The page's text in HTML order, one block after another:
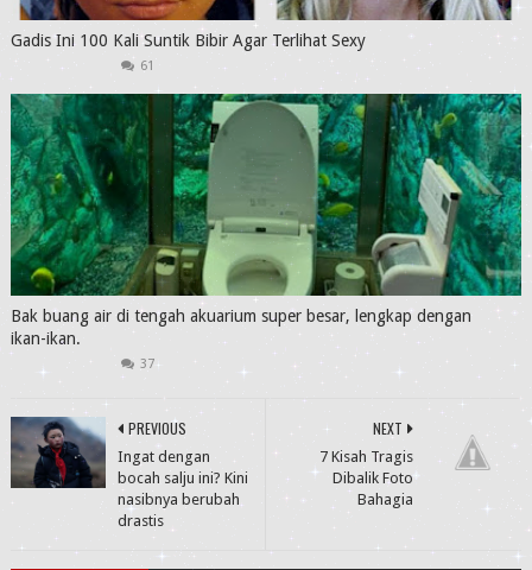
Gadis Ini 100 Kali Suntik Bibir Agar Terlihat Sexy
61
Bak buang air di tengah akuarium super besar, lengkap dengan
ikan-ikan.
37
NEXT
7 Kisah Tragis
Dibalik Foto
Bahagia
PREVIOUS
Ingat dengan
bocah salju ini? Kini
nasibnya berubah
drastis